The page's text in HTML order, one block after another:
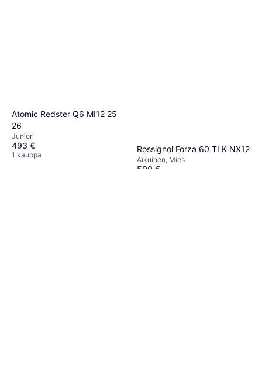
Atomic Redster Q6 MI12 25
26
Juniori
493 €
1 kauppa
Rossignol Forza 60 TI K NX12
Aikuinen, Mies
500 €